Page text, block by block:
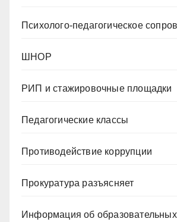
Психолого-педагогическое
ШНОР
РИП и стажировочные площадки
Педагогические классы
Противодействие коррупции
Прокуратура разъясняет
Информация об образовательных